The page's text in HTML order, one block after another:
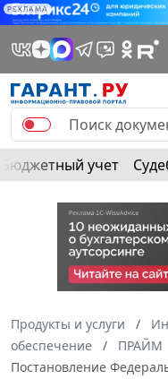
РЕКЛАМА
Бюджетный учет
Продукты и услуги
обеспечение
ПРАЙМ
Постановление